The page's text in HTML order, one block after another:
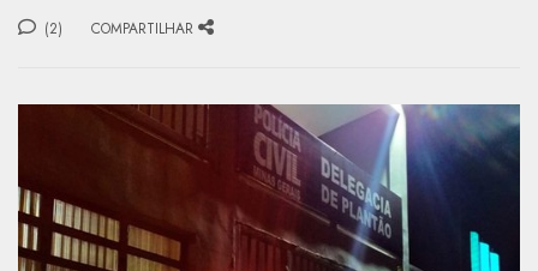
(2) COMPARTILHAR